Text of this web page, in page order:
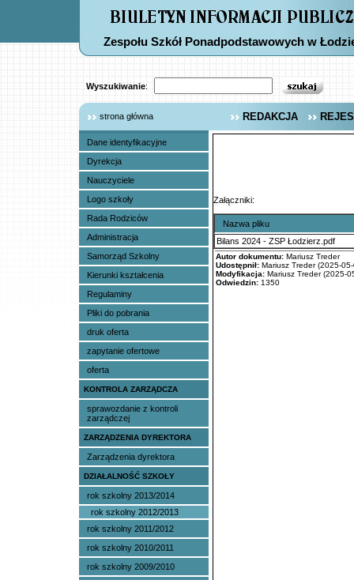
Zespołu Szkół Ponadpodstawowych w
Wyszukiwanie:
strona główna REDAKCJA
Dane identyfikacyjne
Dyrekcja
Nauczyciele
Logo szkoły
Rada Rodziców
Administracja
Samorząd Szkolny
Kierunki kształcenia
Regulaminy
Pliki do pobrania
druk oferta
zapytanie ofertowe
oferta
KONTROLA ZARZĄDCZA
sprawozdanie z kontroli
zarządczej
ZARZĄDZENIA DYREKTORA
Zarządzenia dyrektora
DZIAŁALNOŚĆ SZKOŁY
rok szkolny 2013/2014
rok szkolny 2012/2013
rok szkolny 2011/2012
rok szkolny 2010/2011
rok szkolny 2009/2010
Załączniki:
Nazwa pliku
Bilans 2024 - ZSP Łodzierz.pdf
Autor dokumentu: Mariusz Treder
Udostępnił: Mariusz Treder (2025-
Modyfikacja: Mariusz Treder (2025-
Odwiedzin: 1350